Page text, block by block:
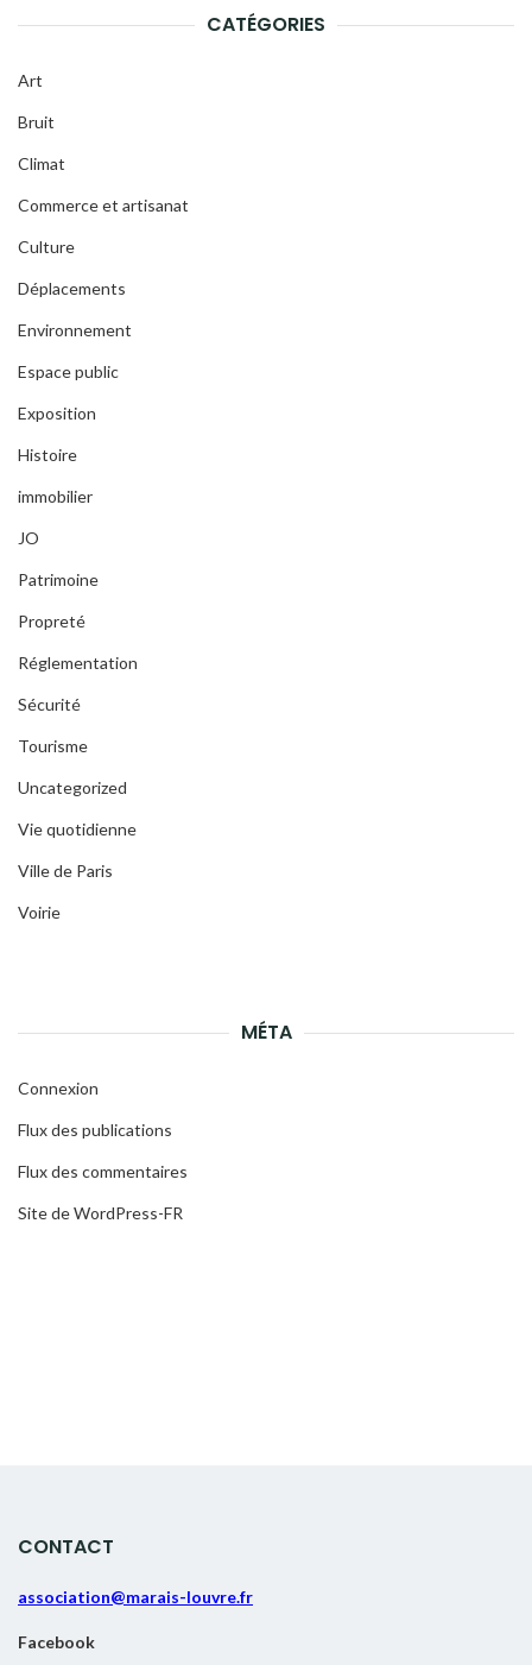
CATÉGORIES
Art
Bruit
Climat
Commerce et artisanat
Culture
Déplacements
Environnement
Espace public
Exposition
Histoire
immobilier
JO
Patrimoine
Propreté
Réglementation
Sécurité
Tourisme
Uncategorized
Vie quotidienne
Ville de Paris
Voirie
MÉTA
Connexion
Flux des publications
Flux des commentaires
Site de WordPress-FR
CONTACT
association@marais-louvre.fr
Facebook